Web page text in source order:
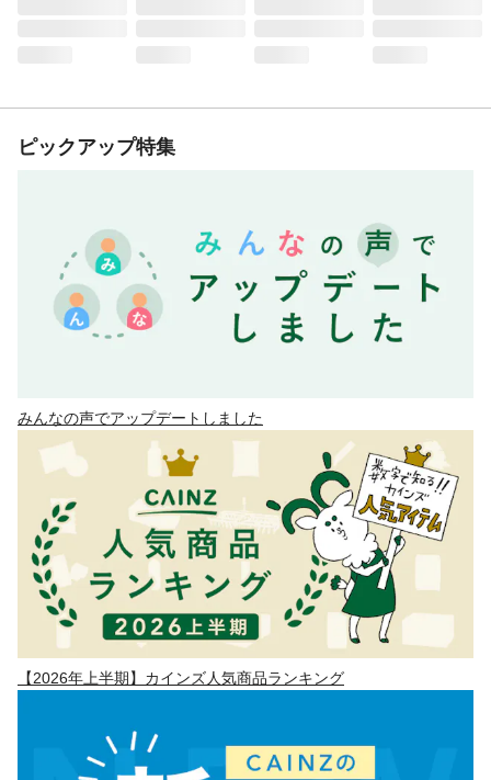
ピックアップ特集
みんなの声でアップデートしました
【2026年上半期】カインズ人気商品ランキング